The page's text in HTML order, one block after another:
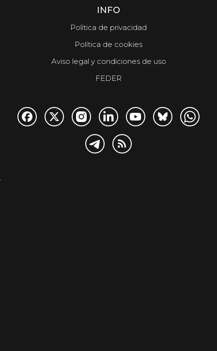
INFO
Política de privacidad
Política de cookies
Aviso legal y condiciones de uso
FEDER